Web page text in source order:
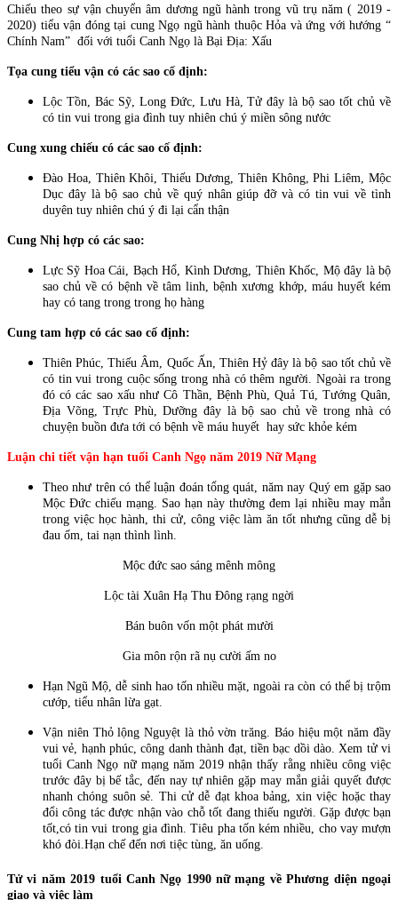
Chiếu theo sự vận chuyển âm dương ngũ hành trong vũ trụ năm ( 2019 -
2020) tiểu vận đóng tại cung Ngọ ngũ hành thuộc Hỏa và ứng với hướng “
Chính Nam” đối với tuổi Canh Ngọ là Bại Địa: Xấu
Tọa cung tiểu vận có các sao cố định:
Lộc Tồn, Bác Sỹ, Long Đức, Lưu Hà, Tử đây là bộ sao tốt chủ về
có tin vui trong gia đình tuy nhiên chú ý miền sông nước
Cung xung chiếu có các sao cố định:
Đào Hoa, Thiên Khôi, Thiếu Dương, Thiên Không, Phi Liêm, Mộc
Dục đây là bộ sao chủ về quý nhân giúp đỡ và có tin vui về tình
duyên tuy nhiên chú ý đi lại cẩn thận
Cung Nhị hợp có các sao:
Lực Sỹ Hoa Cái, Bạch Hổ, Kình Dương, Thiên Khốc, Mộ đây là bộ
sao chủ về có bệnh về tâm linh, bệnh xương khớp, máu huyết kém
hay có tang trong trong họ hàng
Cung tam hợp có các sao cố định:
Thiên Phúc, Thiếu Âm, Quốc Ấn, Thiên Hỷ đây là bộ sao tốt chủ về
có tin vui trong cuộc sống trong nhà có thêm người. Ngoài ra trong
đó có các sao xấu như Cô Thần, Bệnh Phù, Quả Tú, Tướng Quân,
Địa Võng, Trực Phù, Dưỡng đây là bộ sao chủ về trong nhà có
chuyện buồn đưa tới có bệnh về máu huyết hay sức khỏe kém
Luận chi tiết vận hạn tuổi Canh Ngọ năm 2019 Nữ Mạng
Theo như trên có thể luận đoán tổng quát, năm nay Quý em gặp sao
Mộc Đức chiếu mạng. Sao hạn này thường đem lại nhiều may mắn
trong việc học hành, thi cử, công việc làm ăn tốt nhưng cũng dễ bị
đau ốm, tai nạn thình lình.
Mộc đức sao sáng mênh mông
Lộc tài Xuân Hạ Thu Đông rạng ngời
Bán buôn vốn một phát mười
Gia môn rộn rã nụ cười ấm no
Hạn Ngũ Mộ, dễ sinh hao tốn nhiều mặt, ngoài ra còn có thể bị trộm
cướp, tiểu nhân lừa gạt.
Vận niên Thỏ lộng Nguyệt là thỏ vờn trăng. Báo hiệu một năm đầy
vui vẻ, hạnh phúc, công danh thành đạt, tiền bạc dồi dào. Xem tử vi
tuổi Canh Ngọ nữ mạng năm 2019 nhận thấy rằng nhiều công việc
trước đây bị bế tắc, đến nay tự nhiên gặp may mắn giải quyết được
nhanh chóng suôn sẻ. Thi cử dễ đạt khoa bảng, xin việc hoặc thay
đổi công tác được nhận vào chỗ tốt đang thiếu người. Gặp được bạn
tốt,có tin vui trong gia đình. Tiêu pha tốn kém nhiều, cho vay mượn
khó đòi.Hạn chế đến nơi tiệc tùng, ăn uống.
Tử vi năm 2019 tuổi Canh Ngọ 1990 nữ mạng về Phương diện ngoại
giao và việc làm